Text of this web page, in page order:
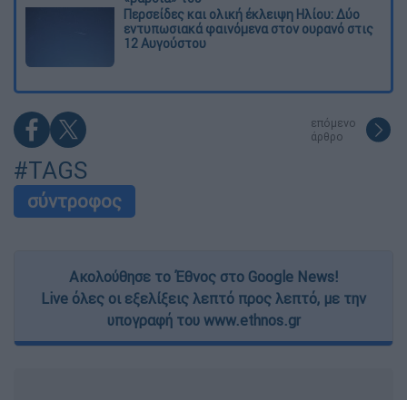
Περσείδες και ολική έκλειψη Ηλίου: Δύο
εντυπωσιακά φαινόμενα στον ουρανό στις
12 Αυγούστου
επόμενο
άρθρο
#TAGS
σύντροφος
Ακολούθησε το Έθνος στο Google News!
Live όλες οι εξελίξεις λεπτό προς λεπτό, με την
υπογραφή του www.ethnos.gr